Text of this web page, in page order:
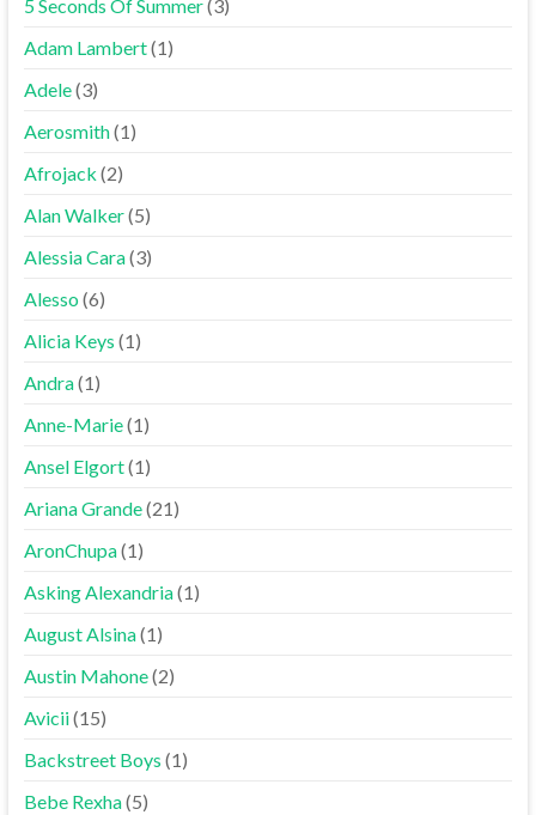
5 Seconds Of Summer(3)
Adam Lambert(1)
Adele(3)
Aerosmith(1)
Afrojack (2)
Alan Walker(5)
Alessia Cara(3)
Alesso(6)
Alicia Keys (1)
Andra(1)
Anne-Marie(1)
Ansel Elgort(1)
Ariana Grande(21)
AronChupa(1)
Asking Alexandria(1)
August Alsina(1)
Austin Mahone(2)
Avicii(15)
Backstreet Boys (1)
Bebe Rexha(5)